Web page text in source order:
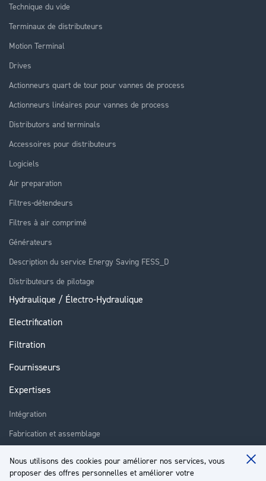
Nous utilisons des cookies pour améliorer nos services, vous
proposer des offres personnelles et améliorer votre
Technique du vide
Terminaux de distributeurs
Motion Terminal
Drives
Actionneurs quart de tour pour vannes de process
Actionneurs linéaires pour vannes de process
Distributors and terminals
Accessoires pour distributeurs
Logiciels
Air preparation
Filtres-détendeurs
Filtres à air comprimé
Générateurs
Description du service Energy Saving FESS_D
Distributeurs de pilotage
Hydraulique / Électro-Hydraulique
Electrification
Filtration
Fournisseurs
Expertises
Intégration
Fabrication et assemblage
Réparation